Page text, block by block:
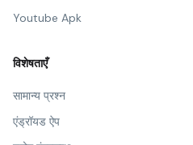
Youtube Apk
विशेषताएँ
सामान्य प्रश्न
एंड्रॉयड ऐप